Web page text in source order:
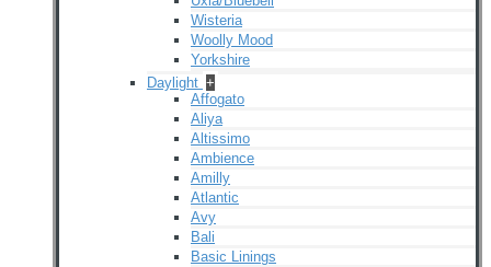
Wisteria
Woolly Mood
Yorkshire
Daylight +
Affogato
Aliya
Altissimo
Ambience
Amilly
Atlantic
Avy
Bali
Basic Linings